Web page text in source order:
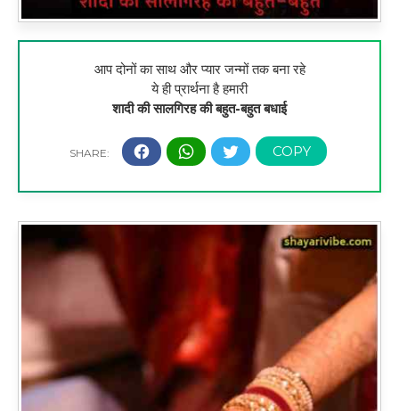
आप दोनों का साथ और प्यार जन्मों तक बना रहे
ये ही प्रार्थना है हमारी
शादी की सालगिरह की बहुत-बहुत बधाई